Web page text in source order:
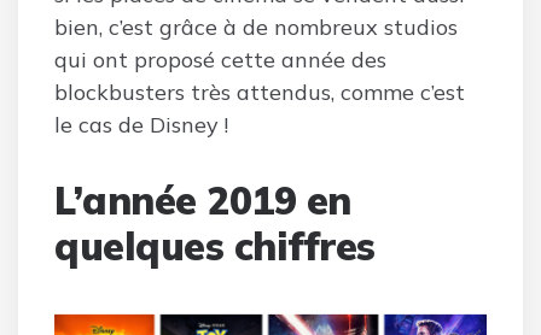
bien, c’est grâce à de nombreux studios
qui ont proposé cette année des
blockbusters très attendus, comme c’est
le cas de Disney !
L’année 2019 en
quelques chiffres